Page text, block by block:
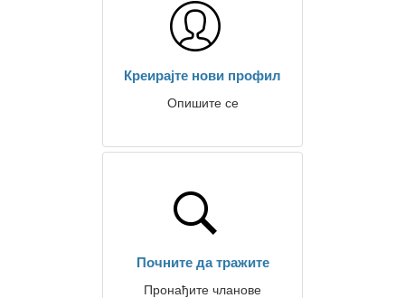
Креирајте нови профил
Опишите се
Почните да тражите
Пронађите чланове